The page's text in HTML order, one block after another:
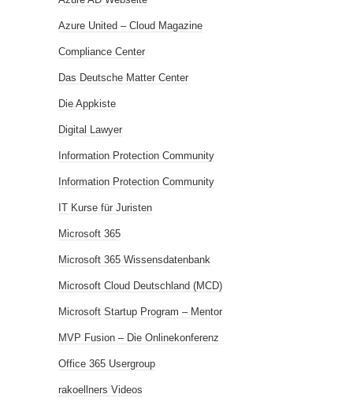
Azure United – Cloud Magazine
Compliance Center
Das Deutsche Matter Center
Die Appkiste
Digital Lawyer
Information Protection Community
Information Protection Community
IT Kurse für Juristen
Microsoft 365
Microsoft 365 Wissensdatenbank
Microsoft Cloud Deutschland (MCD)
Microsoft Startup Program – Mentor
MVP Fusion – Die Onlinekonferenz
Office 365 Usergroup
rakoellners Videos